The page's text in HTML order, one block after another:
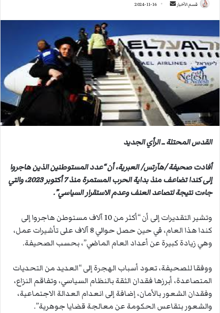
قسم الأخبار
ل
ب
ر
د
ت
و
ن
ي
2024-11-16
القدس المحتلة ــ الرأي الجديد
أفادت صحيفة /هآرتس/ العبرية، أن “عدد المستوطنين الذين هاجروا
إلى كندا تضاعف منذ بداية الحرب المستمرة منذ 7 أكتوبر 2023، والتي
جاءت نتيجة لتصاعد العنف وعدم الاستقرار السياسي”.
وتشير التقديرات إلى أن “أكثر من 10 آلاف مستوطن هاجروا إلى
كندا هذا العام، في حين حصل حوالي 8 آلاف على تأشيرات عمل،
وهي زيادة كبيرة عن أعداد العام الماضي”، بحسب الصحيفة.
ووفقا للصحيفة، تعود أسباب الهجرة إلى “العديد من التحديات
المتصاعدة، أبرزها فقدان الثقة بالنظام السياسي، وتفاقم النزاع،
وفقدان الشعور بالأمان، إضافة إلى انعدام العدالة الاجتماعية،
والشعور بتقاعس الحكومة عن معالجة قضايا جوهرية”.